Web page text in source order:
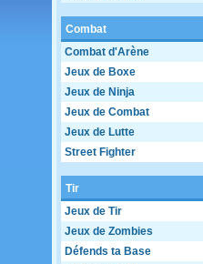
Combat
Combat d'Arène
Jeux de Boxe
Jeux de Ninja
Jeux de Combat
Jeux de Lutte
Street Fighter
Tir
Jeux de Tir
Jeux de Zombies
Défends ta Base